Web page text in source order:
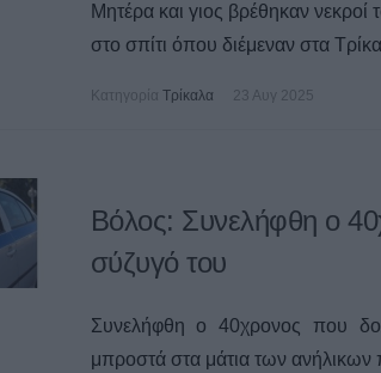
Μητέρα και γιος βρέθηκαν
στο σπίτι όπου διέμεναν στα
Κατηγορία Τρίκαλα 23 Αυγ 2025
Βόλος: Συνελήφθη ο
σύζυγό του
Συνελήφθη ο 40χρονος που
μπροστά στα μάτια των ανήλικων